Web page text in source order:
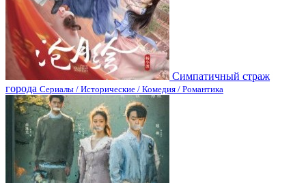
Симпатичный страж
города Сериалы / Исторические / Комедия / Романтика